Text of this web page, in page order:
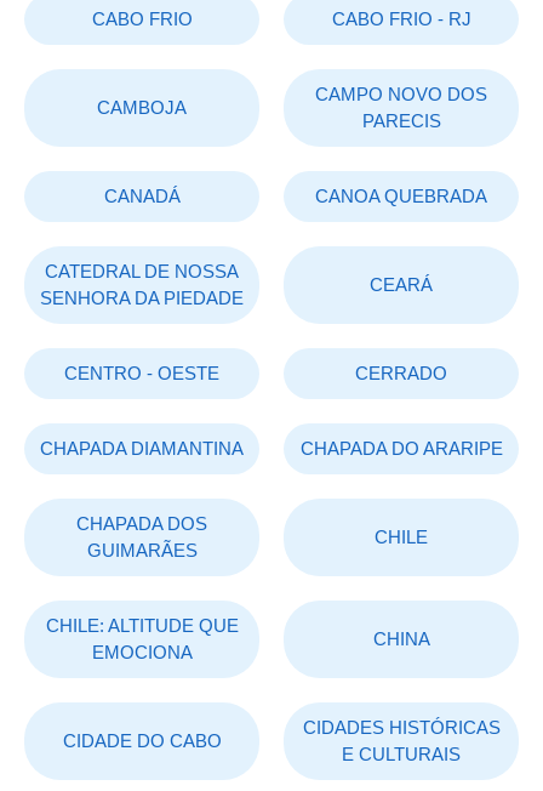
CABO FRIO CABO FRIO - RJ
CAMBOJA
CAMPO NOVO DOS
PARECIS
CANADÁ CANOA QUEBRADA
CATEDRAL DE NOSSA
SENHORA DA PIEDADE
CEARÁ
CENTRO - OESTE CERRADO
CHAPADA DIAMANTINA CHAPADA DO ARARIPE
CHAPADA DOS
GUIMARÃES
CHILE
CHILE: ALTITUDE QUE
EMOCIONA
CHINA
CIDADE DO CABO
CIDADES HISTÓRICAS
E CULTURAIS